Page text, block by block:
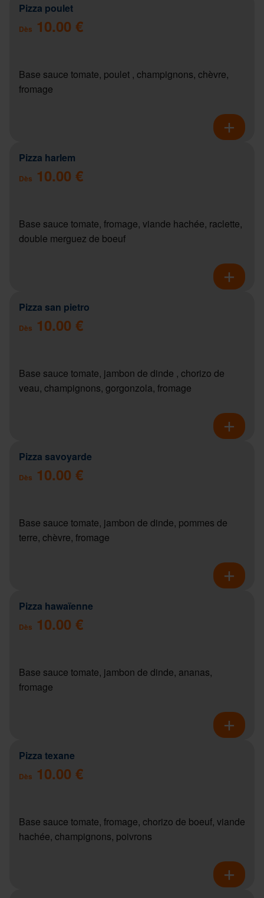
Pizza poulet
Dès 10.00 €
Base sauce tomate, poulet , champignons, chèvre,
fromage
Pizza harlem
Dès 10.00 €
Base sauce tomate, fromage, viande hachée, raclette,
double merguez de boeuf
Pizza san pietro
Dès 10.00 €
Base sauce tomate, jambon de dinde , chorizo de
veau, champignons, gorgonzola, fromage
Pizza savoyarde
Dès 10.00 €
Base sauce tomate, jambon de dinde, pommes de
terre, chèvre, fromage
Pizza hawaïenne
Dès 10.00 €
Base sauce tomate, jambon de dinde, ananas,
fromage
Pizza texane
Dès 10.00 €
Base sauce tomate, fromage, chorizo de boeuf, viande
hachée, champignons, poivrons